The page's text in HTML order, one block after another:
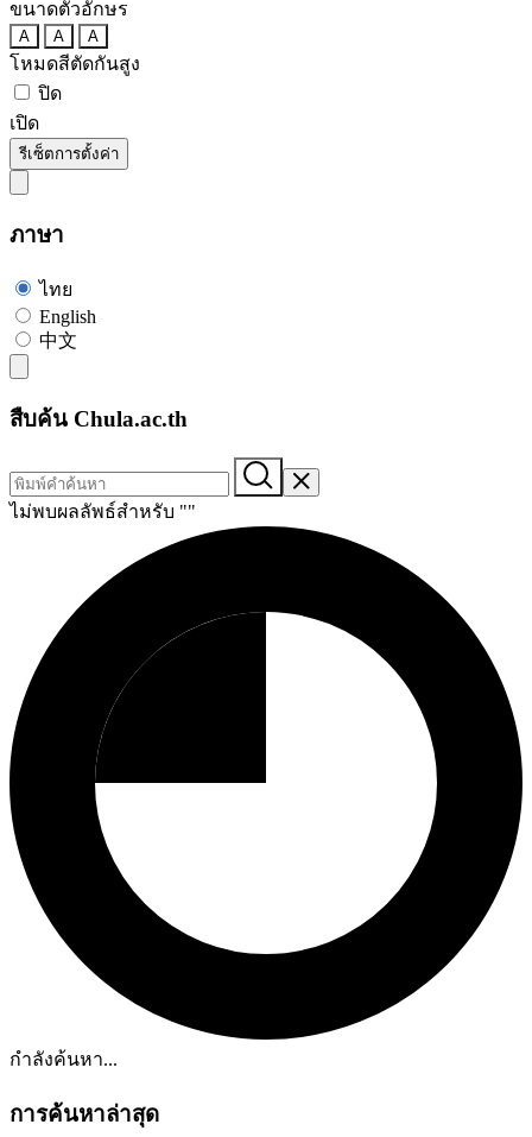
ขนาดตัวอักษร
A A A
โหมดสีตัดกันสูง
ปิด
เปิด
รีเซ็ตการตั้งค่า
ภาษา
ไทย
English
中文
สืบค้น Chula.ac.th
ไม่พบผลลัพธ์สำหรับ ""
กำลังค้นหา...
การค้นหาล่าสุด